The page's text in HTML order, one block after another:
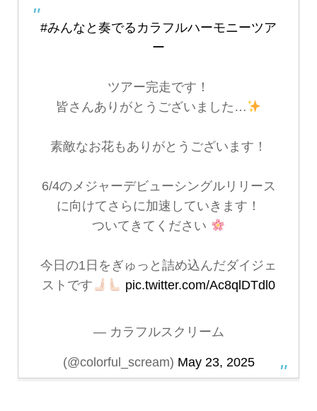
#みんなと奏でるカラフルハーモニーツア
ー
ツアー完走です！
皆さんありがとうございました…
素敵なお花もありがとうございます！
6/4のメジャーデビューシングルリリース
に向けてさらに加速していきます！
ついてきてください
今日の1日をぎゅっと詰め込んだダイジェ
ストです
pic.twitter.com/Ac8qlDTdl0
— カラフルスクリーム
(@colorful_scream) May 23, 2025